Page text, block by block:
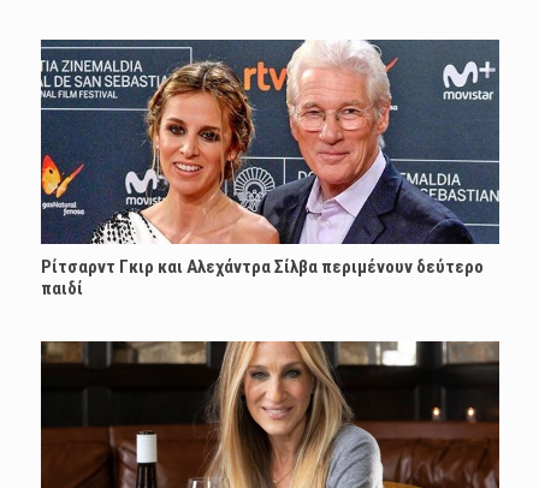
Ρίτσαρντ Γκιρ και Αλεχάντρα Σίλβα περιμένουν δεύτερο
παιδί